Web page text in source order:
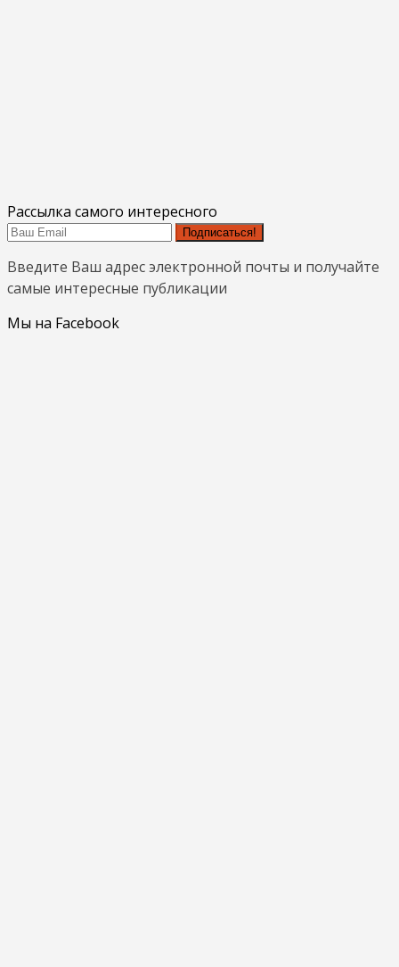
Рассылка самого интересного
Подписаться!
Введите Ваш адрес электронной почты и получайте
самые интересные публикации
Мы на Facebook